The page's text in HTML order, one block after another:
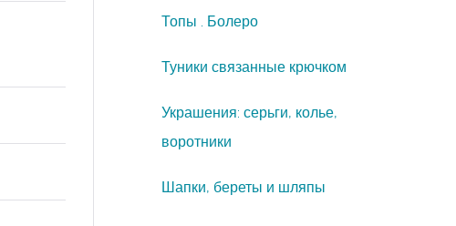
Топы . Болеро
Туники связанные крючком
Украшения: серьги, колье,
воротники
Шапки, береты и шляпы